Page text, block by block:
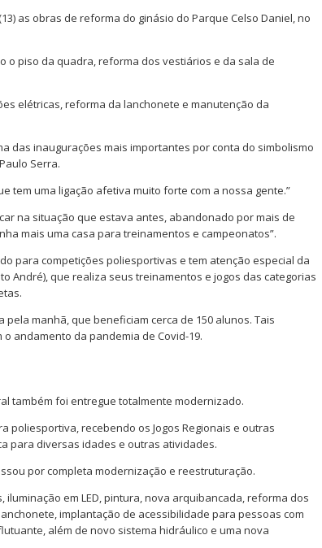
as obras de reforma do ginásio do Parque Celso Daniel, no
o piso da quadra, reforma dos vestiários e da sala de
elétricas, reforma da lanchonete e manutenção da
das inaugurações mais importantes por conta do simbolismo
Serra.
tem uma ligação afetiva muito forte com a nossa gente.”
na situação que estava antes, abandonado por mais de
mais uma casa para treinamentos e campeonatos”.
para competições poliesportivas e tem atenção especial da
André), que realiza seus treinamentos e jogos das categorias
manhã, que beneficiam cerca de 150 alunos. Tais
andamento da pandemia de Covid-19.
também foi entregue totalmente modernizado.
recebendo os Jogos Regionais e outras
para diversas idades e outras atividades.
por completa modernização e reestruturação.
em LED, pintura, nova arquibancada, reforma dos
implantação de acessibilidade para pessoas com
além de novo sistema hidráulico e uma nova